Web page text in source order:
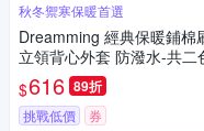
秋冬禦寒保暖首選
Dreamming 經典保暖鋪棉
立領背心外套 防潑水-共二
$616 89折
挑戰低價 券